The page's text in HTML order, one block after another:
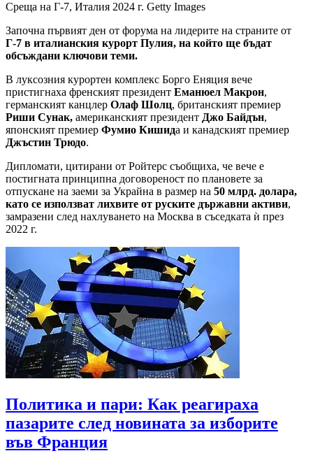
Среща на Г-7, Италия 2024 г. Getty Images
Започна първият ден от форума на лидерите на страните от
Г-7 в италианския курорт Пулия, на който ще бъдат
обсъждани ключови теми.
В луксозния курортен комплекс Борго Еняция вече
пристигнаха френският президент Еманюел Макрон,
германският канцлер Олаф Шолц, британският премиер
Риши Сунак, американският президент Джо Байдън,
японският премиер Фумио Кишида и канадският премиер
Джъстин Трюдо.
Дипломати, цитирани от Ройтерс съобщиха, че вече е
постигната принципна договореност по плановете за
отпускане на заеми за Украйна в размер на 50 млрд. долара,
като се използват лихвите от руските държавни активи,
замразени след нахлуването на Москва в съседката ѝ през
2022 г.
Политика и пари: Как реагираха
пазарите след новината за изборите
във Франция